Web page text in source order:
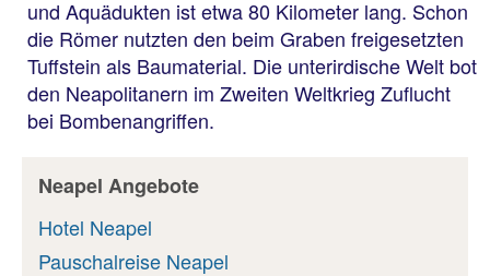
und Aquädukten ist etwa 80 Kilometer lang. Schon
die Römer nutzten den beim Graben freigesetzten
Tuffstein als Baumaterial. Die unterirdische Welt bot
den Neapolitanern im Zweiten Weltkrieg Zuflucht
bei Bombenangriffen.
Neapel Angebote
Hotel Neapel
Pauschalreise Neapel